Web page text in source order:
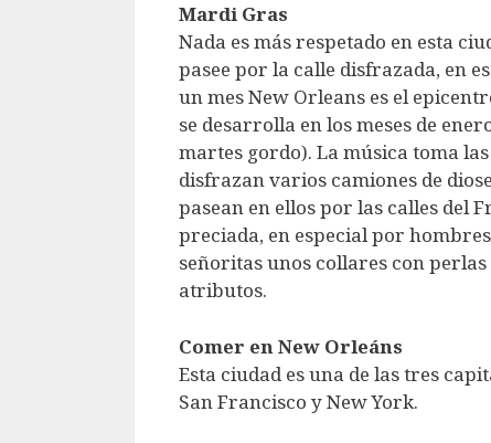
Mardi Gras
Nada es más respetado en esta
pasee por la calle disfrazada, en
un mes New Orleans es el
se desarrolla en los meses de
martes gordo). La música toma
disfrazan varios camiones de
pasean en ellos por las calles del
preciada, en especial por
señoritas unos collares con
atributos.
Comer en New Orleáns
Esta ciudad es una de las tres
San Francisco y New York.